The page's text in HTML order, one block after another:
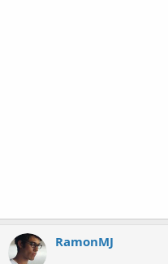
RamonMJ